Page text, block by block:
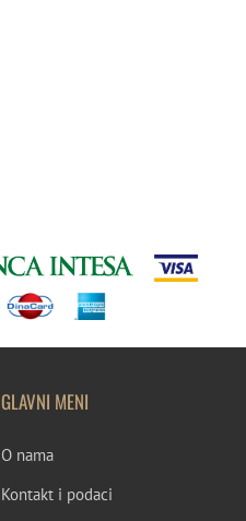
GLAVNI MENI
O nama
Kontakt i podaci